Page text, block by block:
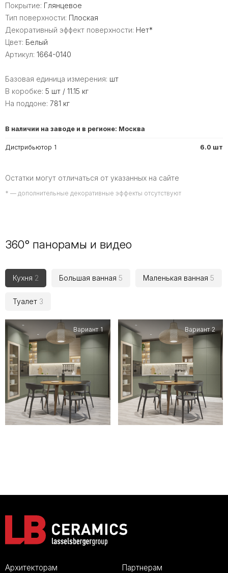
Покрытие: Глянцевое
Тип поверхности: Плоская
Декоративный эффект поверхности: Нет*
Цвет: Белый
Артикул: 1664-0140
Базовая единица измерения: шт
В коробке: 5 шт / 11.15 кг
На поддоне: 781 кг
В наличии на заводе и в регионе: Москва
Дистрибьютор 1 6.0 шт
Остатки могут отличаться от указанных на сайте
* — дополнительные декоративные эффекты отсутствуют
360° панорамы и видео
Кухня 2 Большая ванная 5 Маленькая ванная 5
Туалет 3
Вариант 1 Вариант 2
Архитекторам Партнерам